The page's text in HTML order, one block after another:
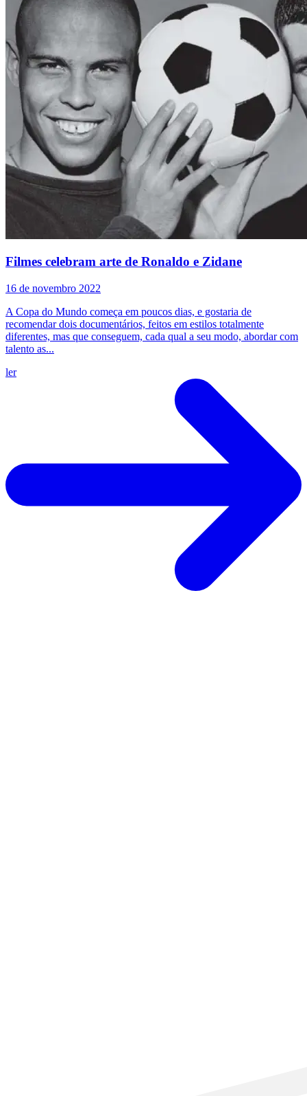
Filmes celebram arte de Ronaldo e Zidane
16 de novembro 2022
A Copa do Mundo começa em poucos dias, e gostaria de
recomendar dois documentários, feitos em estilos totalmente
diferentes, mas que conseguem, cada qual a seu modo, abordar com
talento as...
ler